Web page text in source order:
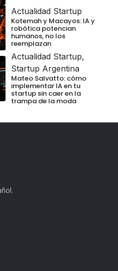
Actualidad Startup
Kotemah y Macayos: IA y
robótica potencian
humanos, no los
reemplazan
Actualidad Startup,
Startup Argentina
Mateo Salvatto: cómo
implementar IA en tu
startup sin caer en la
trampa de la moda